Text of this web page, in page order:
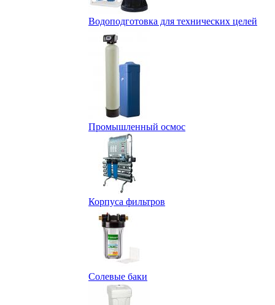
Водоподготовка для технических целей
Промышленный осмос
Корпуса фильтров
Солевые баки